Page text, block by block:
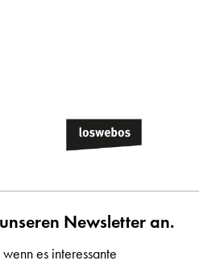
Newsletter an.
es interessante